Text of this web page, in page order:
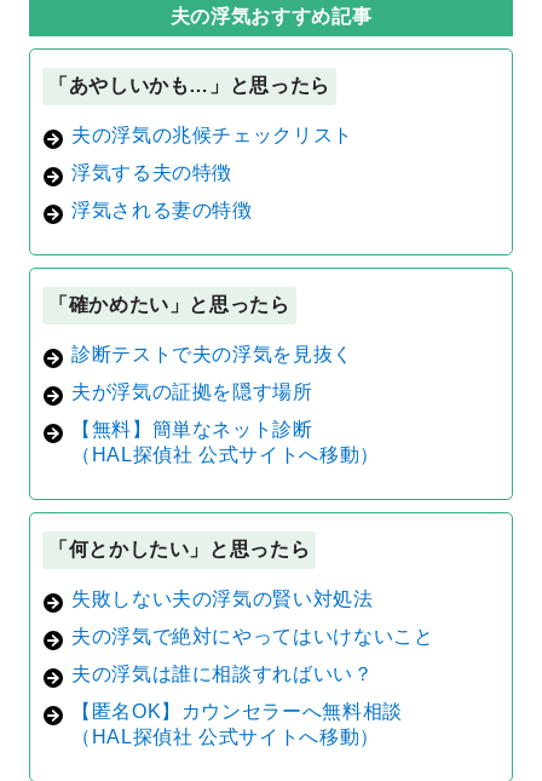
夫の浮気おすすめ記事
「あやしいかも…」と思ったら
夫の浮気の兆候チェックリスト
浮気する夫の特徴
浮気される妻の特徴
「確かめたい」と思ったら
診断テストで夫の浮気を見抜く
夫が浮気の証拠を隠す場所
【無料】簡単なネット診断
（HAL探偵社 公式サイトへ移動）
「何とかしたい」と思ったら
失敗しない夫の浮気の賢い対処法
夫の浮気で絶対にやってはいけないこと
夫の浮気は誰に相談すればいい？
【匿名OK】カウンセラーへ無料相談
（HAL探偵社 公式サイトへ移動）